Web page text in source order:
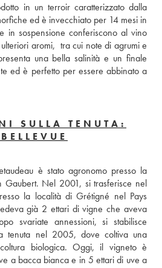
in un terroir caratterizzato dalla
ed è invecchiato per 14 mesi in
in sospensione conferiscono al vino
aromi,  tra cui note di agrumi e
una bella salinità e un finale
ed è perfetto per essere abbinato a
SULLA TENUTA:
è stato agronomo presso la
Gaubert. Nel 2001, si trasferisce nel
la località di Grétigné nel Pays
già 2 ettari di vigne che aveva
svariate annessioni, si stabilisce
tenuta nel 2005, dove coltiva una
biologica. Oggi, il vigneto è
a bacca bianca e in 5 ettari di uve a